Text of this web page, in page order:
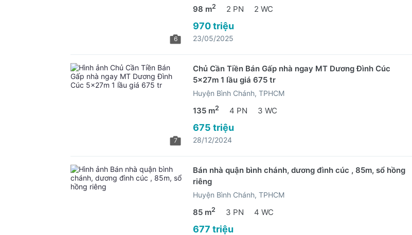
6
98 m2 2 PN 2 WC
970 triệu
23/05/2025
7
Chủ Cần Tiền Bán Gấp nhà ngay MT Dương Đình Cúc
5x27m 1 lầu giá 675 tr
Huyện Bình Chánh, TPHCM
135 m2 4 PN 3 WC
675 triệu
28/12/2024
Bán nhà quận bình chánh, dương đình cúc , 85m, sổ hồng
riêng
Huyện Bình Chánh, TPHCM
85 m2 3 PN 4 WC
677 triệu